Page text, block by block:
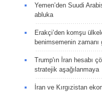
Yemen’den Suudi
abluka
Erakçi’den komşu
benimsemenin zamanı
Trump'ın İran hesabı
stratejik aşağılanmaya
İran ve Kırgızistan